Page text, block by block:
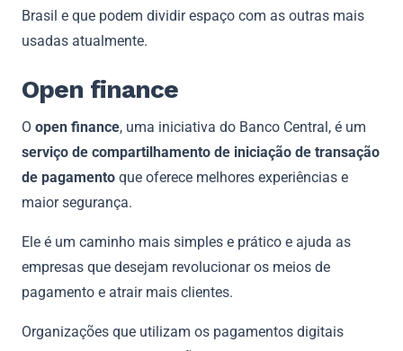
Brasil e que podem dividir espaço com as outras mais
usadas atualmente.
Open finance
O open finance, uma iniciativa do Banco Central, é um
serviço de compartilhamento de iniciação de transação
de pagamento que oferece melhores experiências e
maior segurança.
Ele é um caminho mais simples e prático e ajuda as
empresas que desejam revolucionar os meios de
pagamento e atrair mais clientes.
Organizações que utilizam os pagamentos digitais